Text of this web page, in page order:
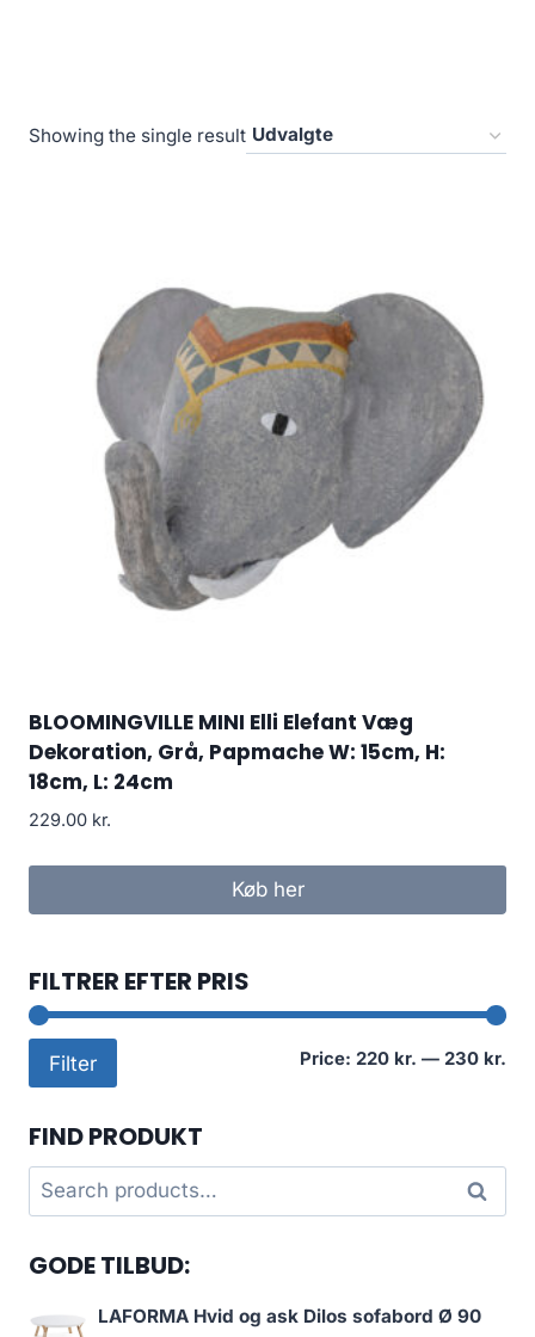
Showing the single result
BLOOMINGVILLE MINI Elli Elefant Væg
Dekoration, Grå, Papmache W: 15cm, H:
18cm, L: 24cm
229.00 kr.
Køb her
FILTRER EFTER PRIS
Filter Price: 220 kr. — 230 kr.
FIND PRODUKT
Search
for:
Search
GODE TILBUD:
LAFORMA Hvid og ask Dilos sofabord Ø 90